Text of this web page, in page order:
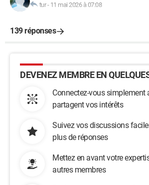
tur- 11 mai 2026 à 07:08
139 réponses
DEVENEZ MEMBRE EN
Connectez-vous simplement
partagent vos intérêts
Suivez vos discussions
plus de réponses
Mettez en avant votre
autres membres